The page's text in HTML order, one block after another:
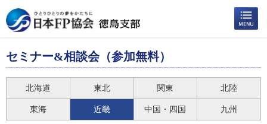
セミナー&相談会（参加無料）
北海道 東北 関東 北陸
東海 近畿 中国・四国 九州